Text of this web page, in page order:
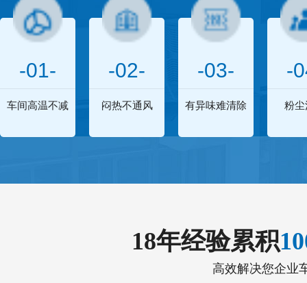
-01-
车间高温不减
-02-
闷热不通风
-03-
有异味难清除
-
粉尘
18年经验累积
高效解决您企业